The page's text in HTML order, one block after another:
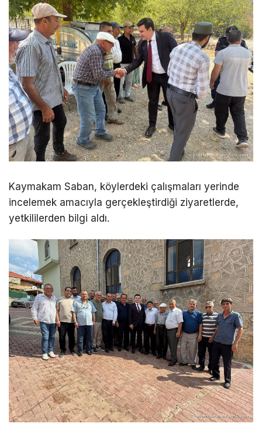
Kaymakam Saban, köylerdeki çalışmaları yerinde
incelemek amacıyla gerçekleştirdiği ziyaretlerde,
yetkililerden bilgi aldı.